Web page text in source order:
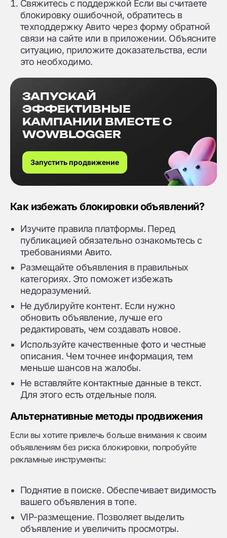
Свяжитесь с поддержкой Если вы считаете
блокировку ошибочной, обратитесь в
техподдержку Авито через форму обратной
связи на сайте или в приложении. Объясните
ситуацию, приложите доказательства, если
это необходимо.
ЗАПУСКАЙ
ЭФФЕКТИВНЫЕ
КАМПАНИИ ВМЕСТЕ С
WOWBLOGGER
Запустить продвижение
Как избежать блокировки объявлений?
Изучите правила платформы. Перед
публикацией обязательно ознакомьтесь с
требованиями Авито.
Размещайте объявления в правильных
категориях. Это поможет избежать
недоразумений.
Не дублируйте контент. Если нужно
обновить объявление, лучше его
редактировать, чем создавать новое.
Используйте качественные фото и честные
описания. Чем точнее информация, тем
меньше шансов на жалобы.
Не вставляйте контактные данные в текст.
Для этого есть отдельные поля.
Альтернативные методы продвижения
Если вы хотите привлечь больше внимания к своим
объявлениям без риска блокировки, попробуйте
рекламные инструменты:
Поднятие в поиске. Обеспечивает видимость
вашего объявления в топе.
VIP-размещение. Позволяет выделить
объявление и увеличить просмотры.